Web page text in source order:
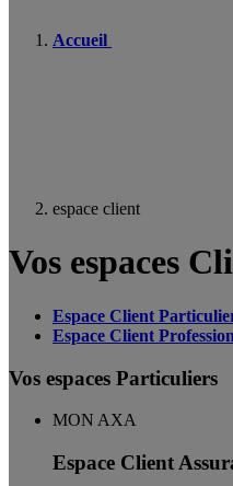
Accueil
espace client
Vos espaces
Espace Client
Espace Client
Vos espaces Particuliers
MON AXA
Espace Client